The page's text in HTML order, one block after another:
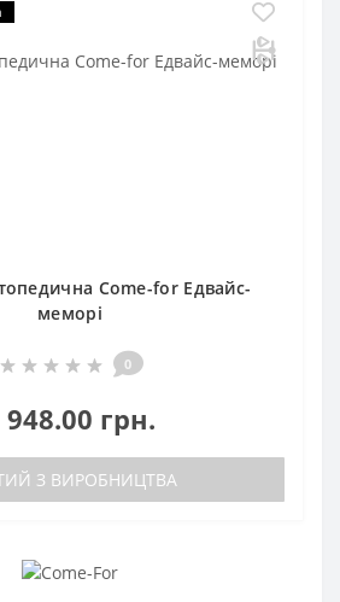
Come-for Едвайс-
меморі
0
948.00 грн.
З ВИРОБНИЦТВА